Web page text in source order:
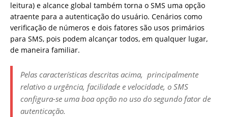
leitura) e alcance global também torna o SMS uma opção
atraente para a autenticação do usuário. Cenários como
verificação de números e dois fatores são usos primários
para SMS, pois podem alcançar todos, em qualquer lugar,
de maneira familiar.
Pelas características descritas acima, principalmente
relativo a urgência, facilidade e velocidade, o SMS
configura-se uma boa opção no uso do segundo fator de
autenticação.